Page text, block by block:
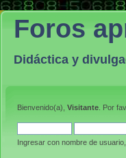
Foros
Didáctica y
Bienvenido(a), Visitante . Por
Ingresar con nombre de